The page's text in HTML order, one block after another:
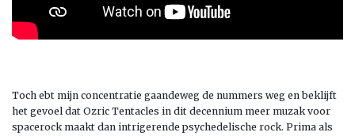
Toch ebt mijn concentratie gaandeweg de nummers weg en beklijft
het gevoel dat Ozric Tentacles in dit decennium meer muzak voor
spacerock maakt dan intrigerende psychedelische rock. Prima als